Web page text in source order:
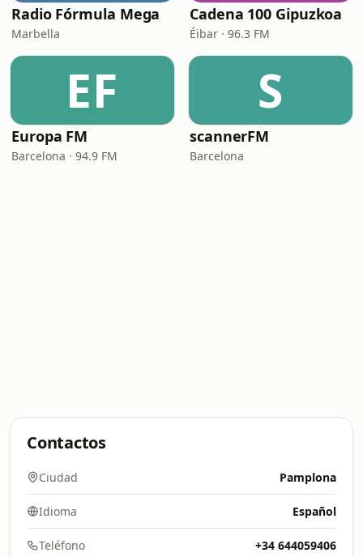
Radio Fórmula Mega
Marbella
Cadena 100 Gipuzkoa
Éibar · 96.3 FM
EF
Europa FM
Barcelona · 94.9 FM
S
scannerFM
Barcelona
Contactos
Ciudad Pamplona
Idioma Español
Teléfono +34 644059406